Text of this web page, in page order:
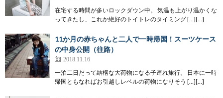
在宅する時間が多いロックダウン中。 気温も上がり温かくな
ってきたし、これか絶好のトイトレのタイミング […][…]
11か月の赤ちゃんと二人で一時帰国！スーツケース
の中身公開（往路）
2018.11.16
一泊二日だって結構な大荷物になる子連れ旅行。 日本に一時
帰国ともなればお引越しレベルの荷物になりそう […][…]